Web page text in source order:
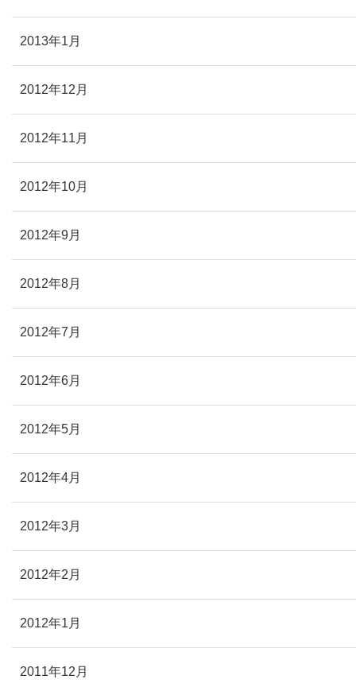
2013年1月
2012年12月
2012年11月
2012年10月
2012年9月
2012年8月
2012年7月
2012年6月
2012年5月
2012年4月
2012年3月
2012年2月
2012年1月
2011年12月